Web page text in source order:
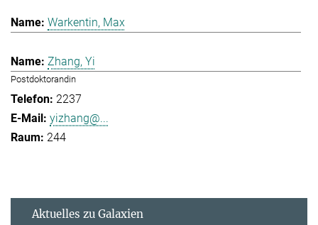
Warkentin, Max
Zhang, Yi
Postdoktorandin
2237
yizhang@...
244
Aktuelles zu Galaxien